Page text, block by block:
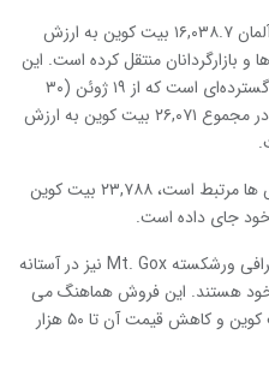
WuBlockchain گزارش داد که دولت آلمان ۱۶,۰۳۸.۷ بیت کوین به ارزش
صرافی‌ها و بازارگردانان منتقل کرده است. این
جابجایی قابل توجه، بخشی از فروش گسترده‌ای است که از ۱۹ ژوئن (۳۰
خرداد) آغاز شد و طی آن دولت آلمان در مجموع ۲۶,۰۷۱ بیت کوین به ارزش
در حال حاضر، آدرسی که با این تراکنش ها مرتبط است، ۲۳,۷۸۸ بیت کوین
علاوه بر این، دولت ایالات متحده و صرافی ورشکسته Mt. Gox نیز در آستانه
هستند. این فروش هماهنگ می
تواند منجر به افزایش فشار عرضه بیت کوین و کاهش قیمت آن تا ۵۰ هزار